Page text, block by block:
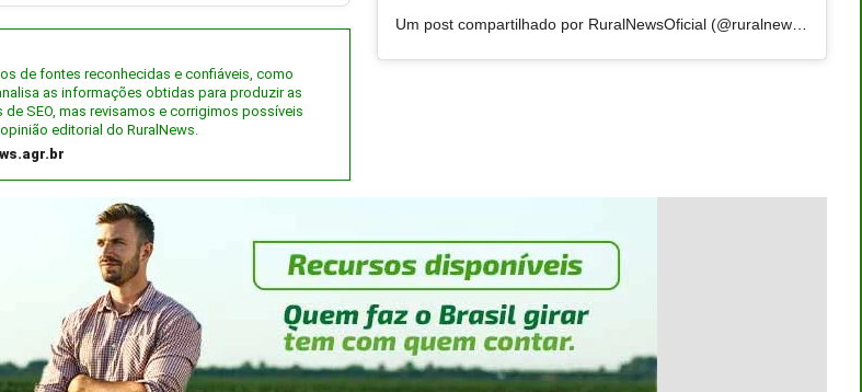
de fontes reconhecidas e confiáveis, como
as informações obtidas para produzir as
SEO, mas revisamos e corrigimos possíveis
editorial do RuralNews.